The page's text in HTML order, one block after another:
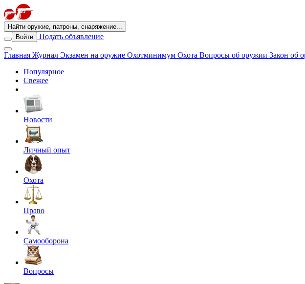
Найти оружие, патроны, снаряжение...
Войти
Подать объявление
Главная Журнал Экзамен на оружие Охотминимум Охота Вопросы об оружии Закон об
Популярное
Свежее
Новости
Личный опыт
Охота
Право
Самооборона
Вопросы